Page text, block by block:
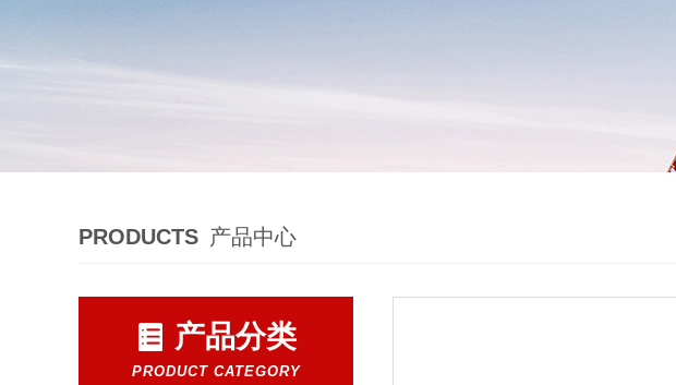
PRODUCTS 产品中心
产品分类
PRODUCT CATEGORY